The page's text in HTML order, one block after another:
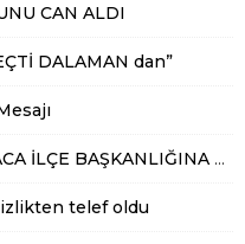
CAN ALDI
DALAMAN dan”
BAŞKANLIĞINA ADAY
telef oldu